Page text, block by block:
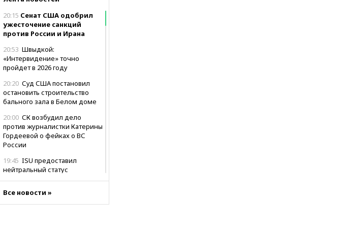
20:15 Сенат США одобрил
ужесточение санкций
против России и Ирана
20:53 Швыдкой:
«Интервидение» точно
пройдет в 2026 году
20:20 Суд США постановил
остановить строительство
бального зала в Белом доме
20:00 СК возбудил дело
против журналистки Катерины
Гордеевой о фейках о ВС
России
19:45 ISU предоставил
нейтральный статус
19:35Зеленский впервые
Все новости »